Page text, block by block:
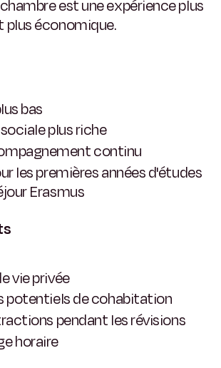
est une expérience plus
plus économique.
bas
plus riche
continu
les premières années d'études
Erasmus
vie privée
potentiels de cohabitation
pendant les révisions
horaire